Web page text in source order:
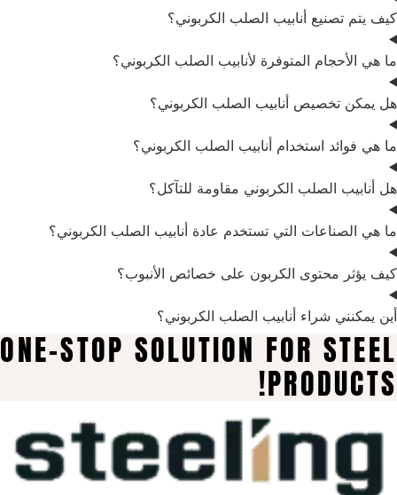
أنابيب الصلب الكربوني؟
المتوفرة لأنابيب الصلب الكربوني؟
أنابيب الصلب الكربوني؟
أنابيب الصلب الكربوني؟
الكربوني مقاومة للتآكل؟
التي تستخدم عادة أنابيب الصلب الكربوني؟
الكربون على خصائص الأنبوب؟
أنابيب الصلب الكربوني؟
ONE-STOP SOLUTION FOR